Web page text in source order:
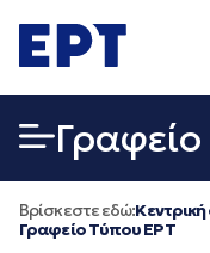
σε
περιεχόμενο
Βρίσκεστε εδώ:
Γραφείο Τύπου ΕΡΤ